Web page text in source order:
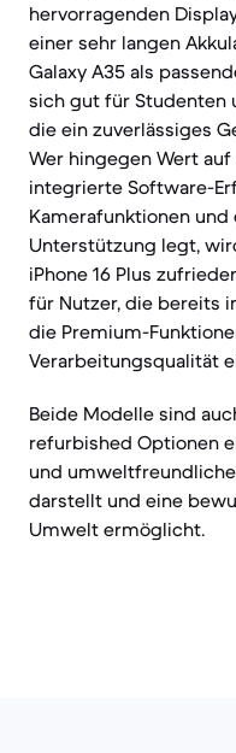
hervorragenden
einer sehr langen
Galaxy A35 als
sich gut für Studenten
die ein zuverlässiges
Wer hingegen Wert
integrierte Software-
Kamerafunktionen
Unterstützung legt,
iPhone 16 Plus
für Nutzer, die bereits
die Premium-
Verarbeitungsqualität
Beide Modelle sind
refurbished Optionen
und
darstellt und eine
Umwelt ermöglicht.